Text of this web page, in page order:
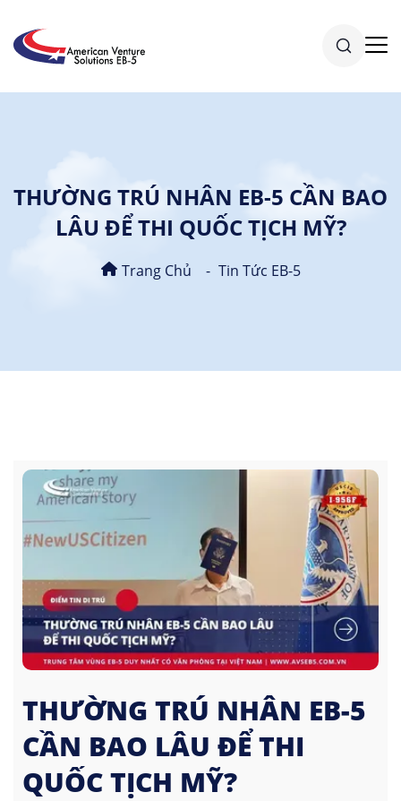
THƯỜNG TRÚ NHÂN EB-5 CẦN BAO
LÂU ĐỂ THI QUỐC TỊCH MỸ?
Trang Chủ Tin Tức EB-5
THƯỜNG TRÚ NHÂN EB-5
CẦN BAO LÂU ĐỂ THI
QUỐC TỊCH MỸ?